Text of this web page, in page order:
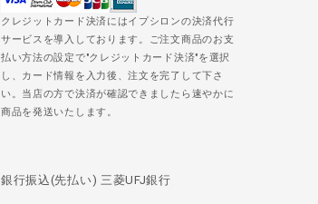
クレジットカード決済にはイプシロンの決済代行
サービスを導入しております。ご注文商品のお支
払い方法の設定で"クレジットカード決済"を選択
し、カード情報を入力後、注文を完了して下さ
い。当店の方で決済が確認できましたら速やかに
商品を発送いたします。
銀行振込(先払い) 三菱UFJ銀行